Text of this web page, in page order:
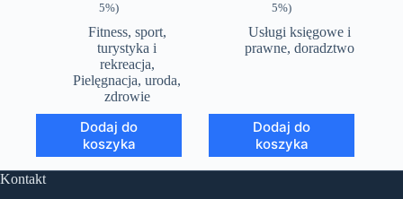
5%)
Fitness, sport,
turystyka i
rekreacja,
Pielęgnacja, uroda,
zdrowie
Dodaj do
koszyka
5%)
Usługi księgowe i
prawne, doradztwo
Dodaj do
koszyka
Kontakt